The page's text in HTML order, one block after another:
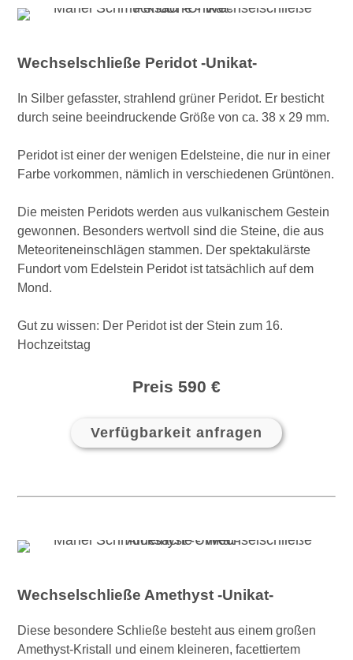
Wechselschließe Peridot -Unikat-
In Silber gefasster, strahlend grüner Peridot. Er besticht
durch seine beeindruckende Größe von ca. 38 x 29 mm.
Peridot ist einer der wenigen Edelsteine, die nur in einer
Farbe vorkommen, nämlich in verschiedenen Grüntönen.
Die meisten Peridots werden aus vulkanischem Gestein
gewonnen. Besonders wertvoll sind die Steine, die aus
Meteoriteneinschlägen stammen. Der spektakulärste
Fundort vom Edelstein Peridot ist tatsächlich auf dem
Mond.
Gut zu wissen: Der Peridot ist der Stein zum 16.
Hochzeitstag
Preis 590 €
Verfügbarkeit anfragen
Wechselschließe Amethyst -Unikat-
Diese besondere Schließe besteht aus einem großen
Amethyst-Kristall und einem kleineren, facettiertem